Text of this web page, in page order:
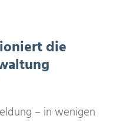
die
– in wenigen